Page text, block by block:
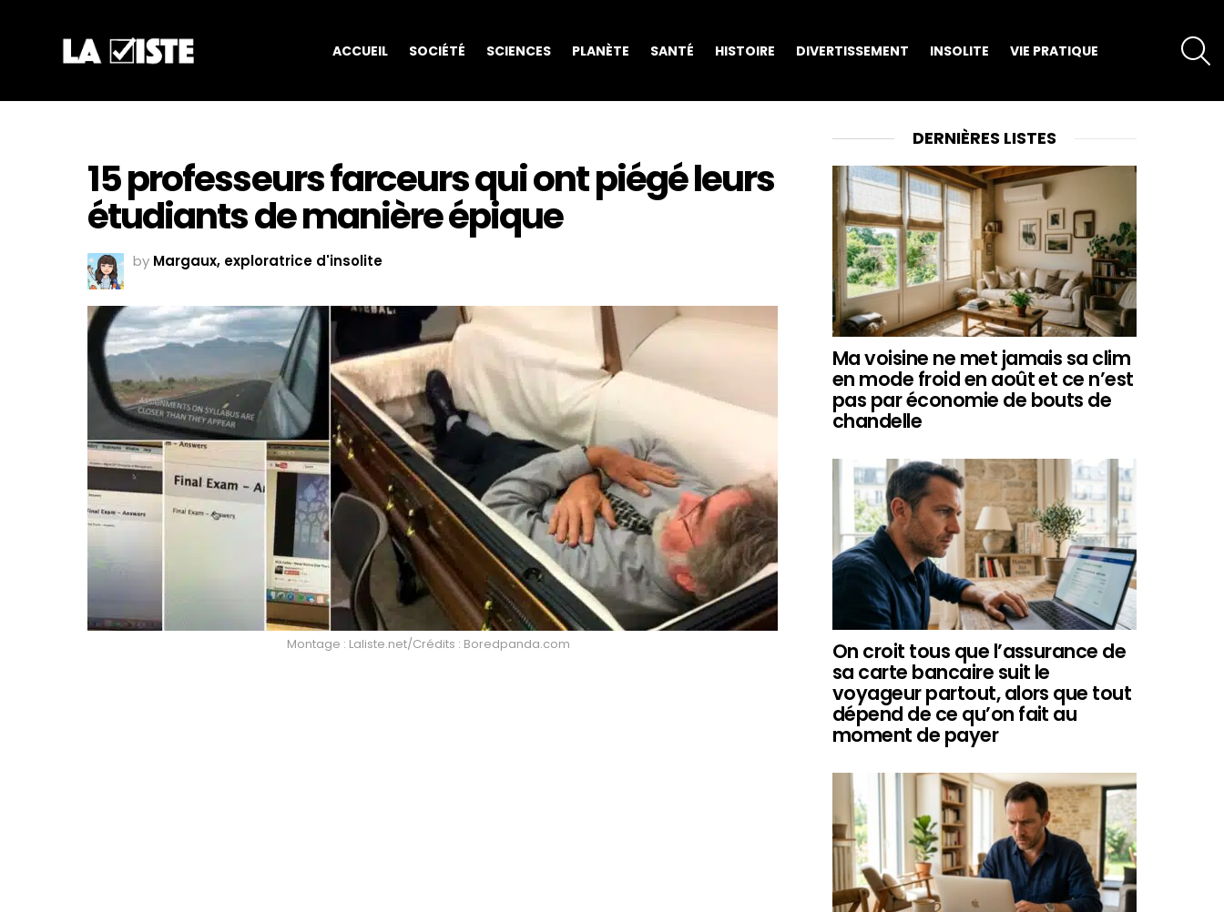
ACCUEIL SOCIÉTÉ SCIENCES PLANÈTE SANTÉ HISTOIRE DIVERTISSEMENT INSOLITE VIE PRATIQUE
15 professeurs farceurs qui ont piégé leurs
étudiants de manière épique
by Margaux, exploratrice d'insolite
Montage : Laliste.net/Crédits : Boredpanda.com
DERNIÈRES LISTES
Ma voisine ne met jamais sa clim
en mode froid en août et ce n’est
pas par économie de bouts de
chandelle
On croit tous que l’assurance de
sa carte bancaire suit le
voyageur partout, alors que tout
dépend de ce qu’on fait au
moment de payer